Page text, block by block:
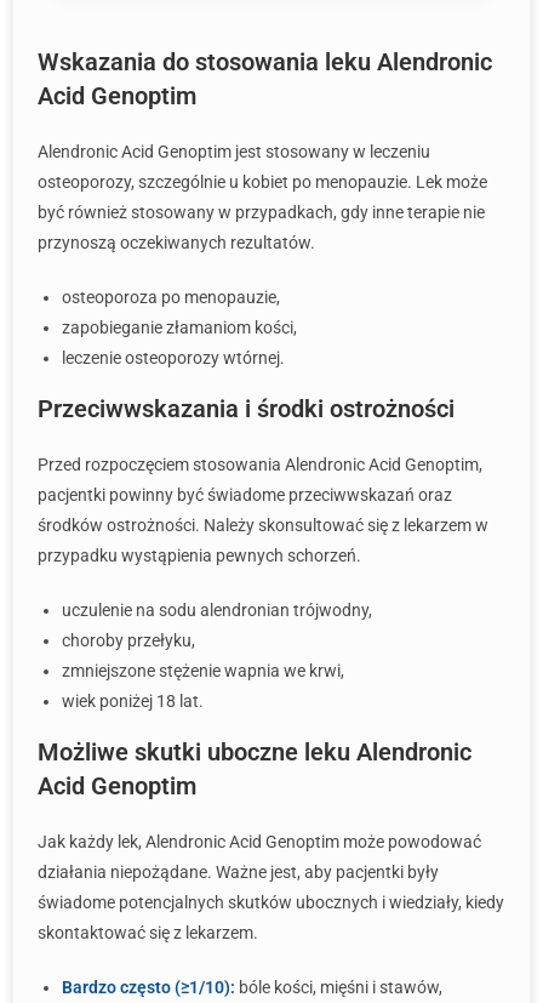
Wskazania do stosowania leku Alendronic
Acid Genoptim
Alendronic Acid Genoptim jest stosowany w leczeniu
osteoporozy, szczególnie u kobiet po menopauzie. Lek może
być również stosowany w przypadkach, gdy inne terapie nie
przynoszą oczekiwanych rezultatów.
osteoporoza po menopauzie,
zapobieganie złamaniom kości,
leczenie osteoporozy wtórnej.
Przeciwwskazania i środki ostrożności
Przed rozpoczęciem stosowania Alendronic Acid Genoptim,
pacjentki powinny być świadome przeciwwskazań oraz
środków ostrożności. Należy skonsultować się z lekarzem w
przypadku wystąpienia pewnych schorzeń.
uczulenie na sodu alendronian trójwodny,
choroby przełyku,
zmniejszone stężenie wapnia we krwi,
wiek poniżej 18 lat.
Możliwe skutki uboczne leku Alendronic
Acid Genoptim
Jak każdy lek, Alendronic Acid Genoptim może powodować
działania niepożądane. Ważne jest, aby pacjentki były
świadome potencjalnych skutków ubocznych i wiedziały, kiedy
skontaktować się z lekarzem.
Bardzo często (≥1/10): bóle kości, mięśni i stawów,